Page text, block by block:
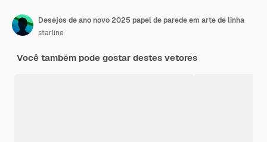
Desejos de ano novo 2025 papel de parede em arte de linha
starline
Você também pode gostar destes vetores